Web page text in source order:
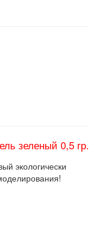
зеленый 0,5 гр.
экологически